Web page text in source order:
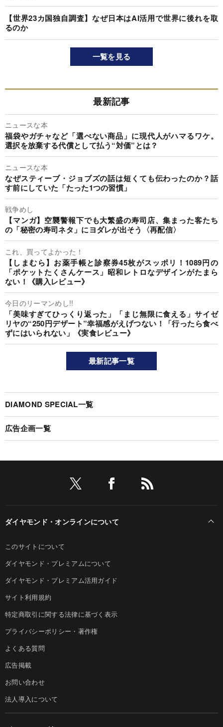
【世界23カ国独自調査】なぜ日本はAI活用で世界に後れを取
るのか
一覧を見る
最新記事
ニュースな本
福袋やガチャなど「選べない商品」に現代人がハマるワケ。
選択を放棄する代償として払う“対価”とは？
ニュースな本
なぜスティーブ・ジョブズの話は短くても伝わったのか？話
す前にしていた「たった1つの習慣」
戦争めし
【マンガ】空襲警報下でも大繁盛の寿司店、集まった客たち
の「秘密の寿司ネタ」にヨダレが出そう〈再配信〉
これ、買ってよかった！
【しまむら】お薬手帳と診察券45枚がスッポリ！1089円の
「ポケットたくさんケース」昭和レトロなデザインがたまら
ない！《購入レビュー》
今日のリーマンめし!!
「美味すぎてひっくり返った」「まじ無限に食える」サイゼ
リヤの“250円デザート”幸福感がえげつない！「行ったら食べ
ずにはいられない」《実食レビュー》
最新記事一覧
DIAMOND SPECIAL一覧
広告企画一覧
ダイヤモンド・オンラインについて
このサイトについて
ダイヤモンド・プレミアムについて
ダイヤモンド・プレミアム活用ガイド
サイト利用規約
特定商取引に関する法律に基づく表示
プライバシーポリシー・著作権
よくある質問
広告掲載
お問い合わせ
法人導入について